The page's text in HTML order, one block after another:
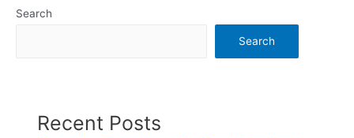
Search
Search
Recent Posts